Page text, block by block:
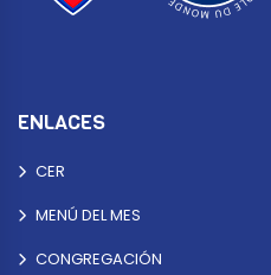
ENLACES
CER
MENÚ DEL MES
CONGREGACIÓN